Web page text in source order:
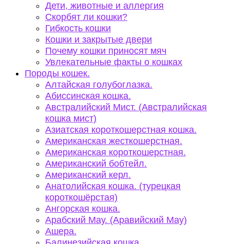
Дети, животные и аллергия
Скорбят ли кошки?
Гибкость кошки
Кошки и закрытые двери
Почему кошки приносят мяч
Увлекательные факты о кошках
Породы кошек.
Алтайская голубоглазка.
Абиссинская кошка.
Австралийский Мист. (Австралийская
кошка мист)
Азиатская короткошерстная кошка.
Американская жесткошерстная.
Американская короткошерстная.
Американский бобтейл.
Американский керл.
Анатолийская кошка. (турецкая
короткошёрстая)
Ангорская кошка.
Арабский Мау. (Аравийский Мау)
Ашера.